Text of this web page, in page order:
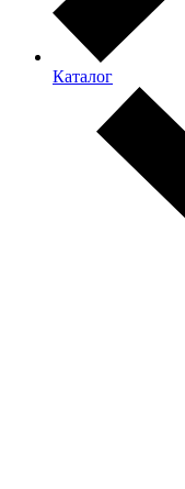
Каталог